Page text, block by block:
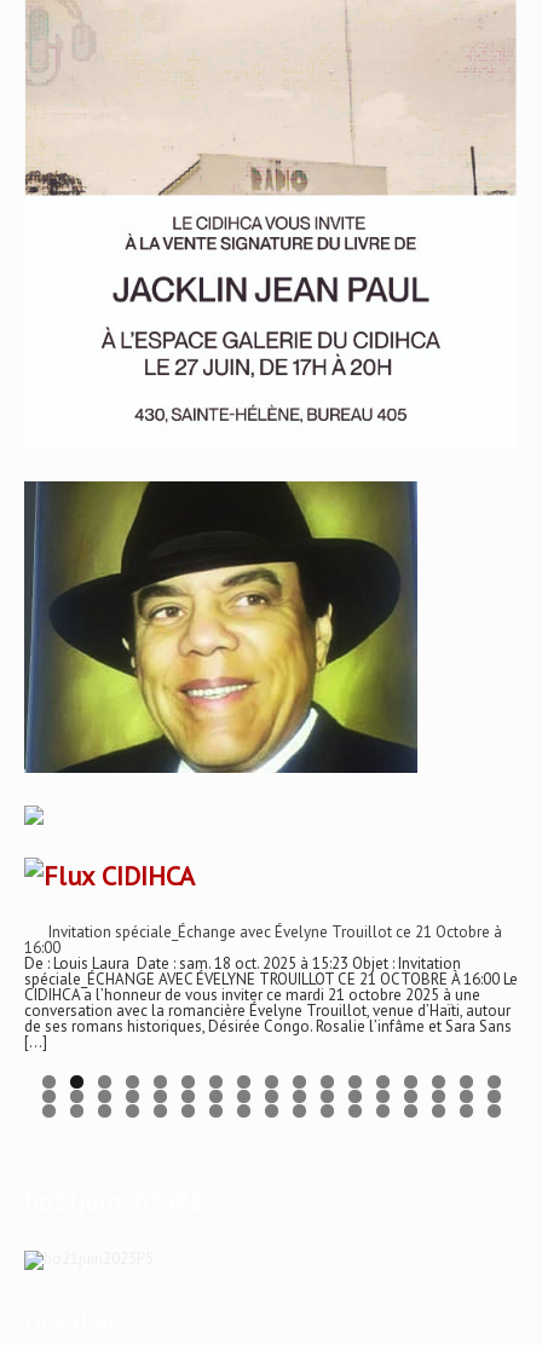
CIDIHCA
Invitation spéciale_Échange avec Évelyne Trouillot ce 21 Octobre à
16:00
De : Louis Laura Date : sam. 18 oct. 2025 à 15:23 Objet : Invitation
spéciale_ÉCHANGE AVEC ÉVELYNE TROUILLOT CE 21 OCTOBRE À 16:00 Le
CIDIHCA a l’honneur de vous inviter ce mardi 21 octobre 2025 à une
conversation avec la romancière Évelyne Trouillot, venue d’Haïti, autour
de ses romans historiques, Désirée Congo. Rosalie l’infâme et Sara Sans
[…]